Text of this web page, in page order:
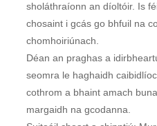
sholáthraíonn an díoltóir. Is
chosaint i gcás go bhfuil na
chomhoiriúnach.
Déan an praghas a
seomra le haghaidh
cothrom a bhaint amach
margaidh na gcodanna.